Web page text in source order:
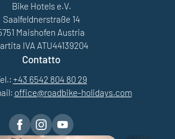
Bike Hotels e.V.
Saalfeldnerstraße 14
Maishofen Austria
IVA ATU44139204
Contatto
+43 6542 804 80 29
office@roadbike-holidays.com